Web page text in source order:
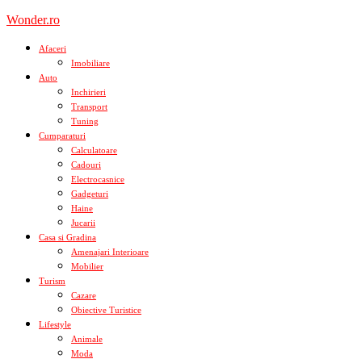
Skip
content
Wonder.ro
Afaceri
Imobiliare
Auto
Inchirieri
Transport
Tuning
Cumparaturi
Calculatoare
Cadouri
Electrocasnice
Gadgeturi
Haine
Jucarii
Casa si Gradina
Amenajari Interioare
Mobilier
Turism
Cazare
Obiective Turistice
Lifestyle
Animale
Moda